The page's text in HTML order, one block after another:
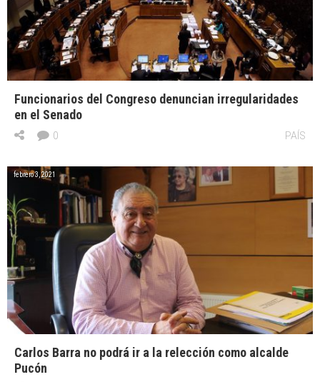
Funcionarios del Congreso denuncian irregularidades
en el Senado
PAÍS
0
febrero 3, 2021
Carlos Barra no podrá ir a la relección como alcalde
Pucón